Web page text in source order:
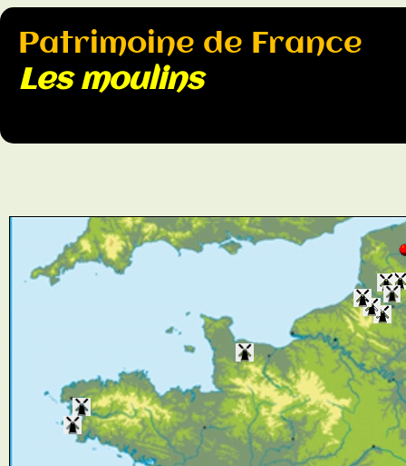
Patrimoine de France
Les moulins